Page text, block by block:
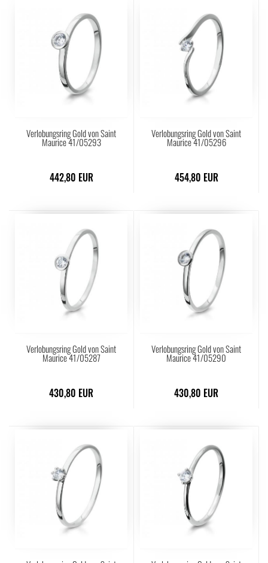
Verlobungsring Gold von Saint
Maurice 41/05293
442,80 EUR
Verlobungsring Gold von Saint
Maurice 41/05296
454,80 EUR
Verlobungsring Gold von Saint
Maurice 41/05287
430,80 EUR
Verlobungsring Gold von Saint
Maurice 41/05290
430,80 EUR